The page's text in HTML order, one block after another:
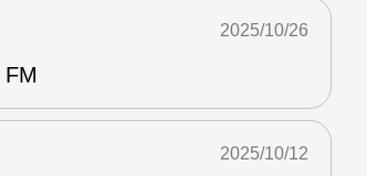
2025/10/26
2025/10/12